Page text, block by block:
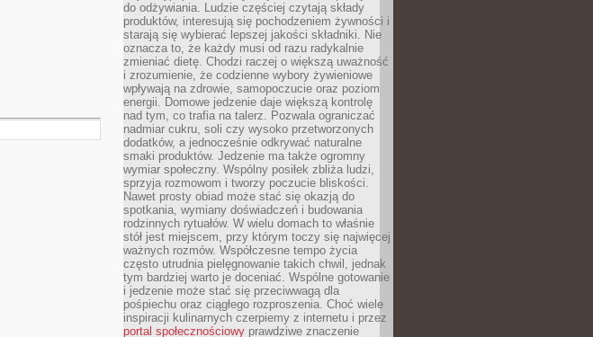
do odżywiania. Ludzie częściej czytają składy
produktów, interesują się pochodzeniem żywności i
starają się wybierać lepszej jakości składniki. Nie
oznacza to, że każdy musi od razu radykalnie
zmieniać dietę. Chodzi raczej o większą uważność
i zrozumienie, że codzienne wybory żywieniowe
wpływają na zdrowie, samopoczucie oraz poziom
energii. Domowe jedzenie daje większą kontrolę
nad tym, co trafia na talerz. Pozwala ograniczać
nadmiar cukru, soli czy wysoko przetworzonych
dodatków, a jednocześnie odkrywać naturalne
smaki produktów. Jedzenie ma także ogromny
wymiar społeczny. Wspólny posiłek zbliża ludzi,
sprzyja rozmowom i tworzy poczucie bliskości.
Nawet prosty obiad może stać się okazją do
spotkania, wymiany doświadczeń i budowania
rodzinnych rytuałów. W wielu domach to właśnie
stół jest miejscem, przy którym toczy się najwięcej
ważnych rozmów. Współczesne tempo życia
często utrudnia pielęgnowanie takich chwil, jednak
tym bardziej warto je doceniać. Wspólne gotowanie
i jedzenie może stać się przeciwwagą dla
pośpiechu oraz ciągłego rozproszenia. Choć wiele
inspiracji kulinarnych czerpiemy z internetu i przez
portal społecznościowy prawdziwe znaczenie